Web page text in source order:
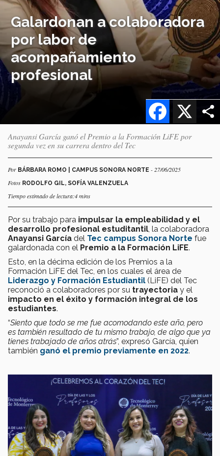
Galardonan a colaboradora
por labor de
acompañamiento
profesional
X
Facebook
Anayansi García ganó el Premio a la Formación LiFE por
segunda vez en su carrera dentro del Tec
Por BÁRBARA ROMO | CAMPUS SONORA NORTE - 27/06/2025
Fotos RODOLFO GIL, SOFÍA VALENZUELA
Tiempo estimado de lectura:4 mins
Por su trabajo para impulsar la empleabilidad y el
desarrollo profesional estuditantil , la colaboradora
Anayansi García del Tec campus Sonora Norte fue
galardonada con el Premio a la Formación LiFE.
Esto, en la décima edición de los Premios a la
Formación LiFE del Tec, en los cuales el área de
Liderazgo y Formación Estudiantil (LiFE) del Tec
reconoció a colaboradores por su trayectoria y el
impacto en el éxito y formación integral de los
estudiantes.
“Siento que todo se me fue acomodando este año, pero
es también resultado de tu mismo trabajo, de algo que ya
tienes trabajado de años atrás”, expresó García, quien
también ganó el premio previamente en 2022.